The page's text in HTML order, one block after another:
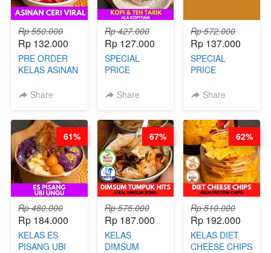
Rp 550.000
Rp 132.000
PRE ORDER
KELAS ASINAN
BY CHEF DITA
Share
Rp 427.000
Rp 127.000
SPECIAL
PRICE
KELAS KOPI &
BARISTA
ARISUDANA
(TANGGAL 04
AGS HARGA
NAIK! )
Share
Rp 572.000
Rp 137.000
SPECIAL
PRICE
KELAS CAKWE
DITA
(TANGGAL 04
AGS HARGA
NAIK! )
Share
Rp 480.000
Rp 184.000
KELAS ES
PISANG UBI
61%
Rp 575.000
Rp 187.000
KELAS
DIMSUM
67%
Rp 510.000
Rp 192.000
KELAS DIET
CHEESE CHIPS
62%